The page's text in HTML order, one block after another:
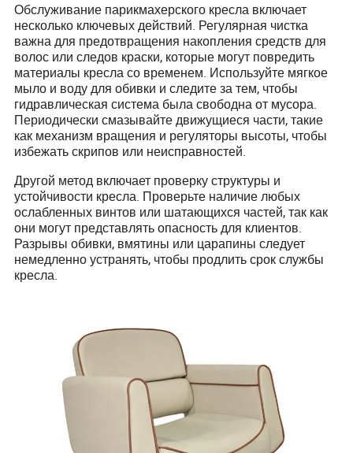
Обслуживание парикмахерского кресла включает
несколько ключевых действий. Регулярная чистка
важна для предотвращения накопления средств для
волос или следов краски, которые могут повредить
материалы кресла со временем. Используйте мягкое
мыло и воду для обивки и следите за тем, чтобы
гидравлическая система была свободна от мусора.
Периодически смазывайте движущиеся части, такие
как механизм вращения и регуляторы высоты, чтобы
избежать скрипов или неисправностей.
Другой метод включает проверку структуры и
устойчивости кресла. Проверьте наличие любых
ослабленных винтов или шатающихся частей, так как
они могут представлять опасность для клиентов.
Разрывы обивки, вмятины или царапины следует
немедленно устранять, чтобы продлить срок службы
кресла.